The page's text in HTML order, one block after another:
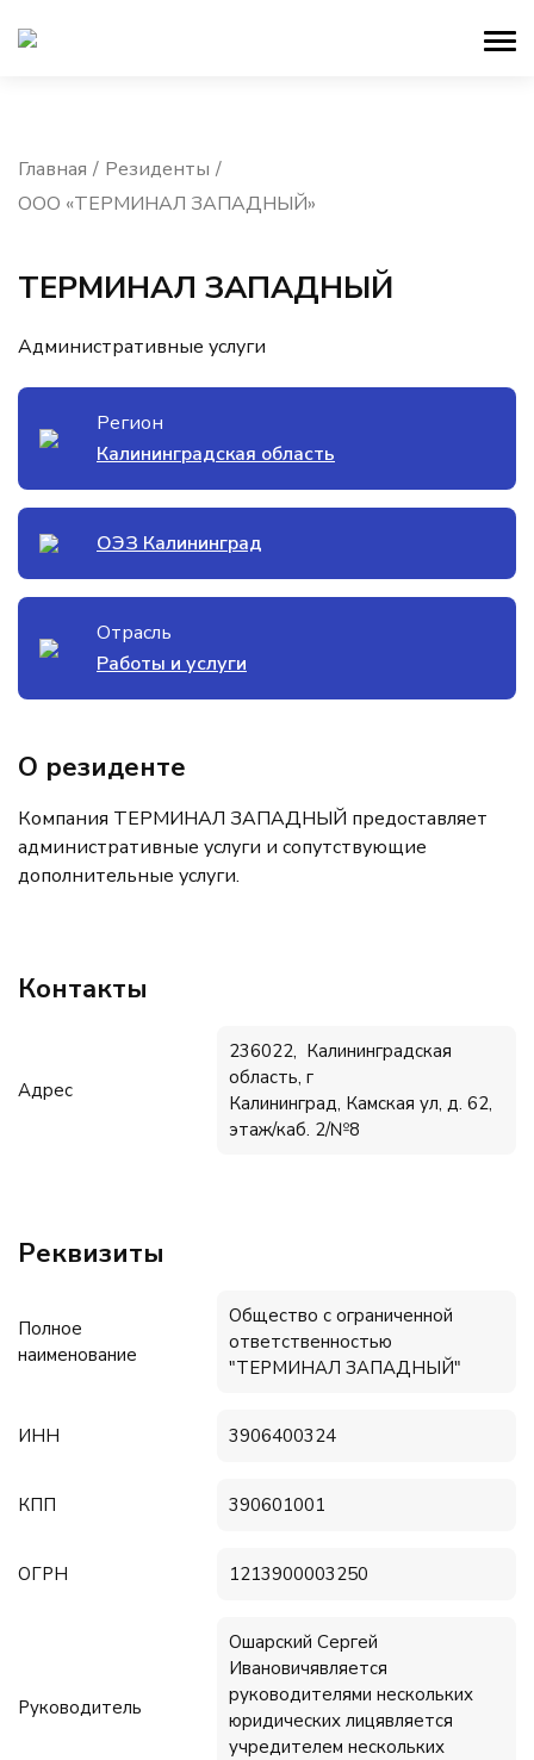
Главная
Резиденты
ООО «ТЕРМИНАЛ ЗАПАДНЫЙ»
ТЕРМИНАЛ ЗАПАДНЫЙ
Административные услуги
Регион
Калининградская область
ОЭЗ Калининград
Отрасль
Работы и услуги
О резиденте
Компания ТЕРМИНАЛ ЗАПАДНЫЙ предоставляет
административные услуги и сопутствующие
дополнительные услуги.
Контакты
Адрес
236022, Калининградская
область, г
Калининград, Камская ул, д. 62,
этаж/каб. 2/№8
Реквизиты
Полное
наименование
Общество с ограниченной
ответственностью
"ТЕРМИНАЛ ЗАПАДНЫЙ"
ИНН 3906400324
КПП 390601001
ОГРН 1213900003250
Руководитель
Ошарский Сергей
Ивановичявляется
руководителями нескольких
юридических лицявляется
учредителем нескольких